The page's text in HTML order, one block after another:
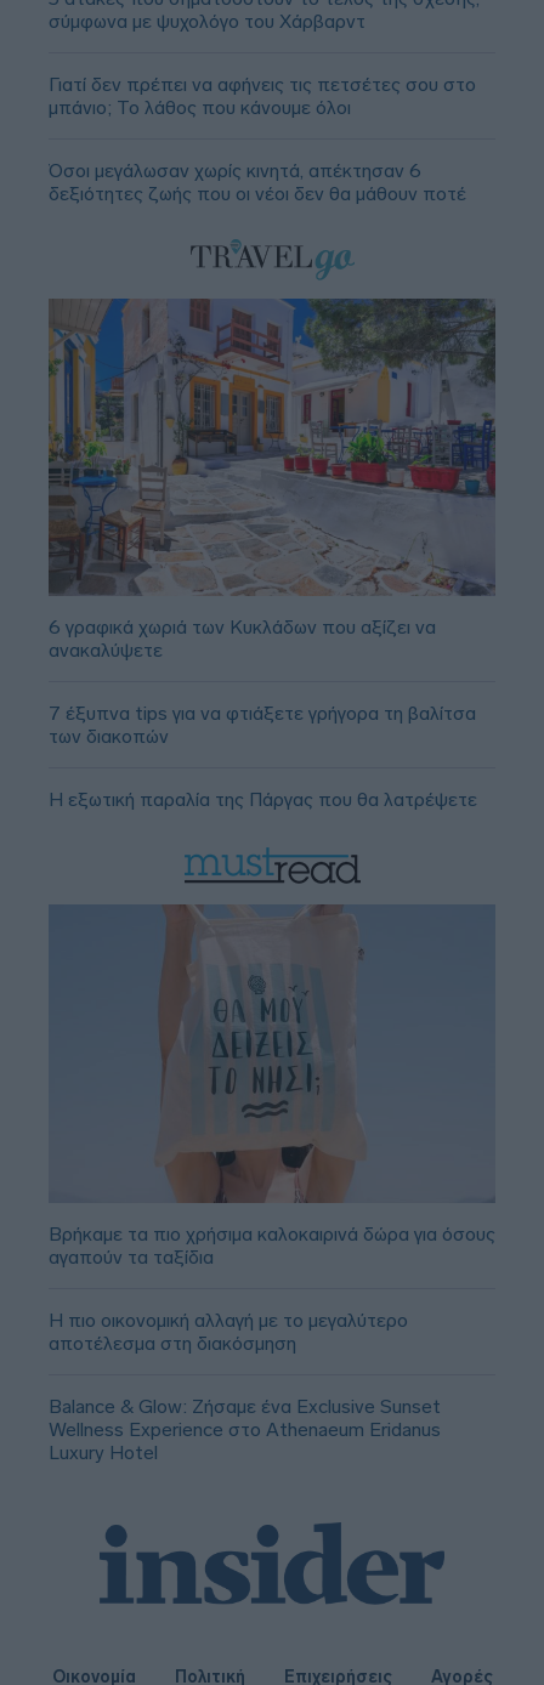
σύμφωνα με ψυχολόγο του Χάρβαρντ
Γιατί δεν πρέπει να αφήνεις τις πετσέτες σου στο
μπάνιο; Το λάθος που κάνουμε όλοι
Όσοι μεγάλωσαν χωρίς κινητά, απέκτησαν 6
δεξιότητες ζωής που οι νέοι δεν θα μάθουν ποτέ
6 γραφικά χωριά των Κυκλάδων που αξίζει να
ανακαλύψετε
7 έξυπνα tips για να φτιάξετε γρήγορα τη βαλίτσα
των διακοπών
Η εξωτική παραλία της Πάργας που θα λατρέψετε
Βρήκαμε τα πιο χρήσιμα καλοκαιρινά δώρα για όσους
αγαπούν τα ταξίδια
Η πιο οικονομική αλλαγή με το μεγαλύτερο
αποτέλεσμα στη διακόσμηση
Balance & Glow: Ζήσαμε ένα Exclusive Sunset
Wellness Experience στο Athenaeum Eridanus
Luxury Hotel
Οικονομία Πολιτική Επιχειρήσεις Αγορές